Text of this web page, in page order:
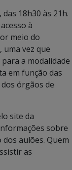
18h30 às 21h.
à
meio do
uma vez que
a modalidade
em função das
órgãos de
site da
sobre
aulões. Quem
as